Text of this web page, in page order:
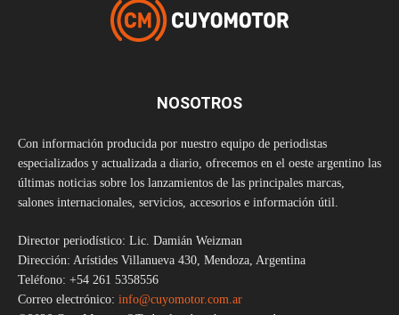
NOSOTROS
Con información producida por nuestro equipo de periodistas
especializados y actualizada a diario, ofrecemos en el oeste argentino las
últimas noticias sobre los lanzamientos de las principales marcas,
salones internacionales, servicios, accesorios e información útil.
Director periodístico: Lic. Damián Weizman
Dirección: Arístides Villanueva 430, Mendoza, Argentina
Teléfono: +54 261 5358556
Correo electrónico: info@cuyomotor.com.ar